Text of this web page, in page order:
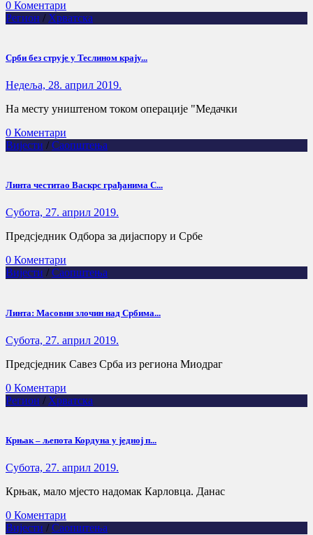
0 Коментари
Регион / Хрватска
Срби без струје у Теслином крају...
Недеља, 28. април 2019.
На месту уништеном током операције "Медачки
0 Коментари
Вијести / Саопштења
Линта честитао Васкрс грађанима С...
Субота, 27. април 2019.
Предсједник Одбора за дијаспору и Србе
0 Коментари
Вијести / Саопштења
Линта: Масовни злочин над Србима...
Субота, 27. април 2019.
Предсједник Савез Срба из региона Миодраг
0 Коментари
Регион / Хрватска
Крњак – љепота Кордуна у једној п...
Субота, 27. април 2019.
Крњак, мало мјесто надомак Карловца. Данас
0 Коментари
Вијести / Саопштења